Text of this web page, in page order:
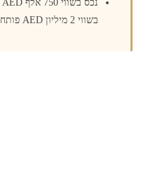
בשווי 2 מיליון AED פותח ויזת זהב לעשר שנים.